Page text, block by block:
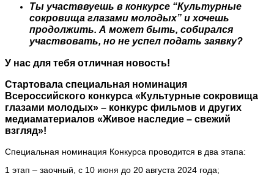
Ты участввуешь в конкурсе “Культурные
сокровища глазами молодых” и хочешь
продолжить. А может быть, собирался
участвовать, но не успел подать заявку?
У нас для тебя отличная новость!
Стартовала специальная номинация
Всероссийского конкурса «Культурные сокровища
глазами молодых» – конкурс фильмов и других
медиаматериалов «Живое наследие – свежий
взгляд»!
Специальная номинация Конкурса проводится в два этапа:
1 этап – заочный, с 10 июня до 20 августа 2024 года;